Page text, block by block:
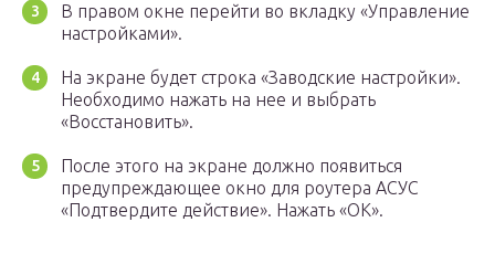
В правом окне перейти во вкладку «Управление
настройками».
На экране будет строка «Заводские настройки».
Необходимо нажать на нее и выбрать
«Восстановить».
После этого на экране должно появиться
предупреждающее окно для роутера АСУС
«Подтвердите действие». Нажать «ОК».